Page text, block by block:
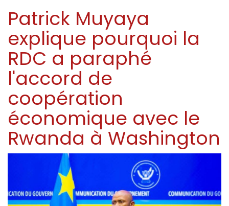
Patrick Muyaya
explique pourquoi la
RDC a paraphé
l'accord de
coopération
économique avec le
Rwanda à Washington